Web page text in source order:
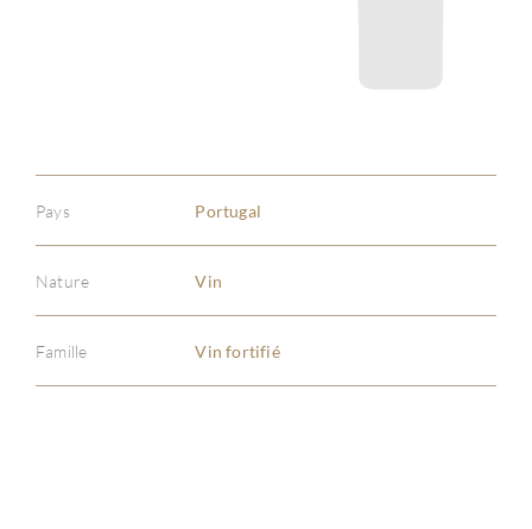
Pays Portugal
Nature Vin
Famille Vin fortifié